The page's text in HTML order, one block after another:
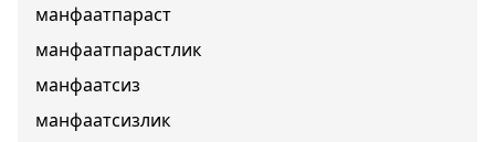
манфаатпараст
манфаатпарастлик
манфаатсиз
манфаатсизлик